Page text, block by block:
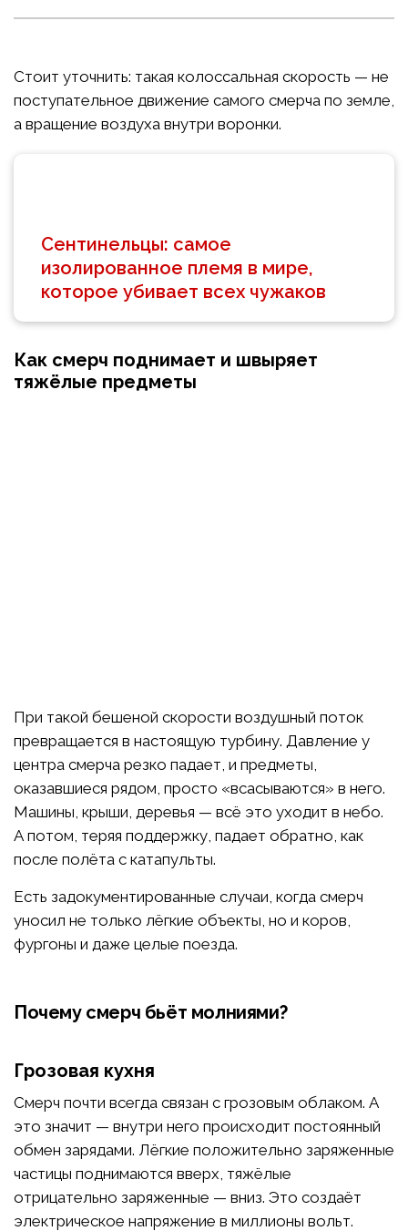
Стоит уточнить: такая колоссальная скорость — не
поступательное движение самого смерча по земле,
а вращение воздуха внутри воронки.
Сентинельцы: самое
изолированное племя в мире,
которое убивает всех чужаков
Как смерч поднимает и швыряет
тяжёлые предметы
При такой бешеной скорости воздушный поток
превращается в настоящую турбину. Давление у
центра смерча резко падает, и предметы,
оказавшиеся рядом, просто «всасываются» в него.
Машины, крыши, деревья — всё это уходит в небо.
А потом, теряя поддержку, падает обратно, как
после полёта с катапульты.
Есть задокументированные случаи, когда смерч
уносил не только лёгкие объекты, но и коров,
фургоны и даже целые поезда.
Почему смерч бьёт молниями?
Грозовая кухня
Смерч почти всегда связан с грозовым облаком. А
это значит — внутри него происходит постоянный
обмен зарядами. Лёгкие положительно заряженные
частицы поднимаются вверх, тяжёлые
отрицательно заряженные — вниз. Это создаёт
электрическое напряжение в миллионы вольт.